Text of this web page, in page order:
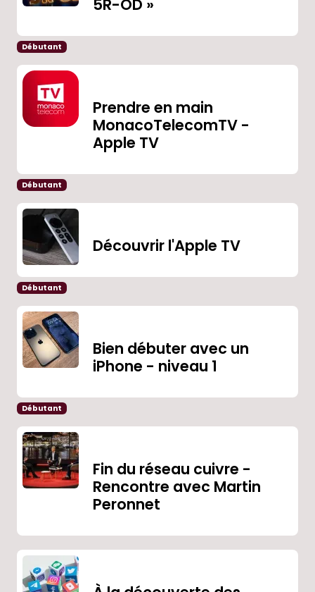
5R-OD »
Débutant
Prendre en main
MonacoTelecomTV -
Apple TV
Débutant
Découvrir l'Apple TV
Débutant
Bien débuter avec un
iPhone - niveau 1
Débutant
Fin du réseau cuivre -
Rencontre avec Martin
Peronnet